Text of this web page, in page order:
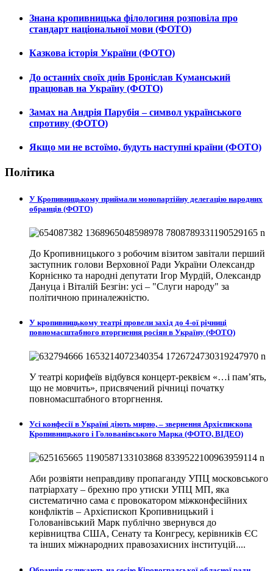
Знана кропивницька філологиня розповіла про
стандарт національної мови (ФОТО)
Казкова історія України (ФОТО)
До останніх своїх днів Броніслав Куманський
працював на Україну (ФОТО)
Замах на Андрія Парубія – символ українського
спротиву (ФОТО)
Якщо ми не встоїмо, будуть наступні країни (ФОТО)
Політика
У Кропивницькому приймали монопартійну делегацію народних
обранців (ФОТО)
До Кропивницького з робочим візитом завітали перший
заступник голови Верховної Ради України Олександр
Корнієнко та народні депутати Ігор Мурдій, Олександр
Дануца і Віталій Безгін: усі – "Слуги народу" за
політичною приналежністю.
У кропивницькому театрі провели захід до 4-ої річниці
повномасштабного вторгнення росіян в Україну (ФОТО)
У театрі корифеїв відбувся концерт-реквієм «…і пам’ять,
що не мовчить», присвячений річниці початку
повномасштабного вторгнення.
Усі конфесії в Україні діють мирно, – звернення Архієпископа
Кропивницького і Голованівського Марка (ФОТО, ВІДЕО)
Аби розвіяти неправдиву пропаганду УПЦ московського
патріархату – брехню про утиски УПЦ МП, яка
систематично сама є провокатором міжконфесійних
конфліктів – Архієпископ Кропивницький і
Голованівський Марк публічно звернувся до
керівництва США, Сенату та Конгресу, керівників ЄС
та інших міжнародних правозахисних інституцій....